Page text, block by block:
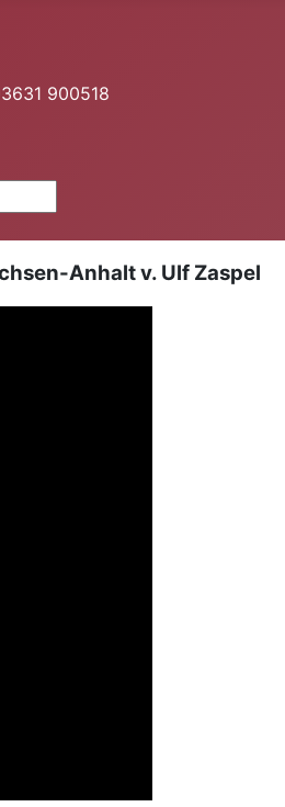
900518
Anhalt v. Ulf Zaspel